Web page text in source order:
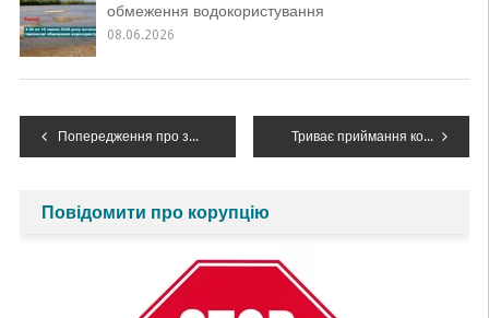
обмеження водокористування
08.06.2026
Навігація
Попередження про зміну гідрологічної ситуації Триває приймання конкурсних робіт на XIII Міжнародний басейновий конкурс «Барви Дністра» – 2022
Повідомити про корупцію